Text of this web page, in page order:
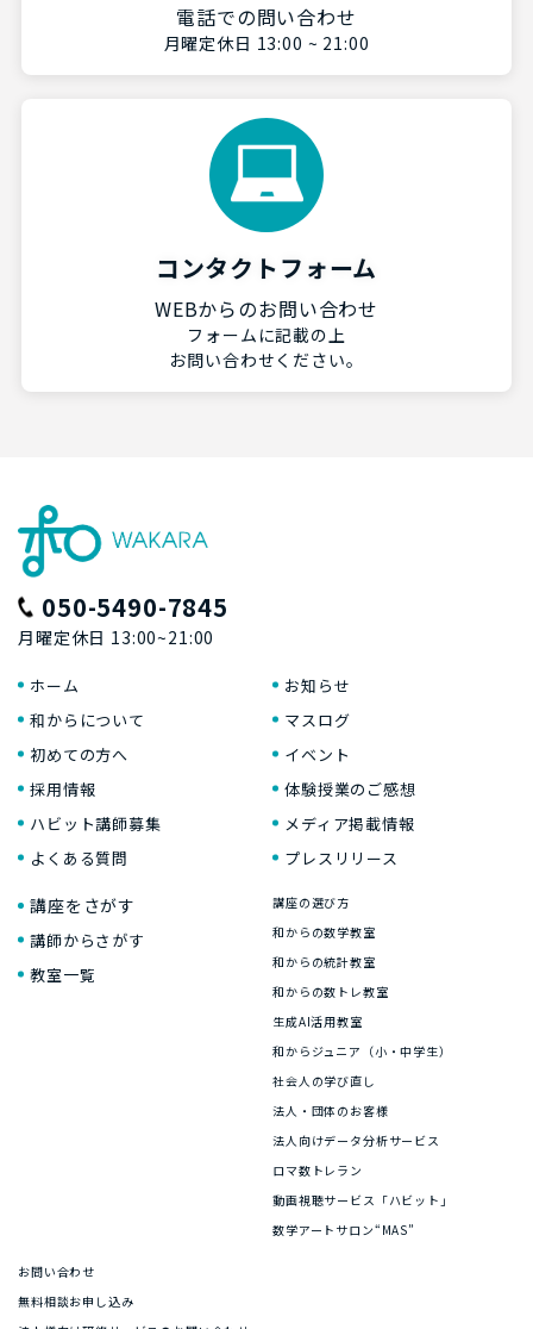
電話での問い合わせ
月曜定休日 13:00 ~ 21:00
コンタクトフォーム
WEBからのお問い合わせ
フォームに記載の上
お問い合わせください。
050-5490-7845
月曜定休日 13:00~21:00
ホーム
和からについて
初めての方へ
採用情報
ハビット講師募集
よくある質問
お知らせ
マスログ
イベント
体験授業のご感想
メディア掲載情報
プレスリリース
講座をさがす
講師からさがす
教室一覧
講座の選び方
和からの数学教室
和からの統計教室
和からの数トレ教室
生成AI活用教室
和からジュニア（小・中学生）
社会人の学び直し
法人・団体のお客様
法人向けデータ分析サービス
ロマ数トレラン
動画視聴サービス「ハビット」
数学アートサロン“MAS”
お問い合わせ
無料相談お申し込み